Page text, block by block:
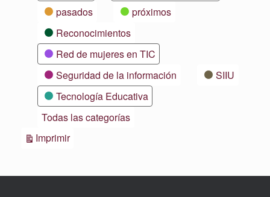
pasados
próximos
Reconocimientos
Red de mujeres en TIC
Seguridad de la información
SIIU
Tecnología Educativa
Todas las categorías
ImprimirVistas